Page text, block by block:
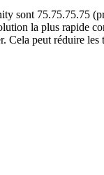
sont 75.75.75.75
la plus rapide
Cela peut réduire